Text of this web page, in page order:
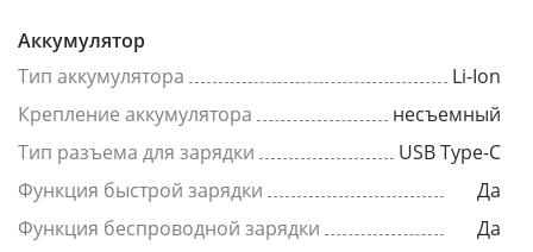
Аккумулятор
Тип аккумулятора
Li-Ion
Крепление аккумулятора
несъемный
Тип разъема для зарядки
USB Type-C
Функция быстрой зарядки
Да
Функция беспроводной зарядки
Да